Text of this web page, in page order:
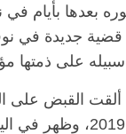
بعدها بأيام في
على ذمتها
القبض على
حسني في سبتمبر 2019،